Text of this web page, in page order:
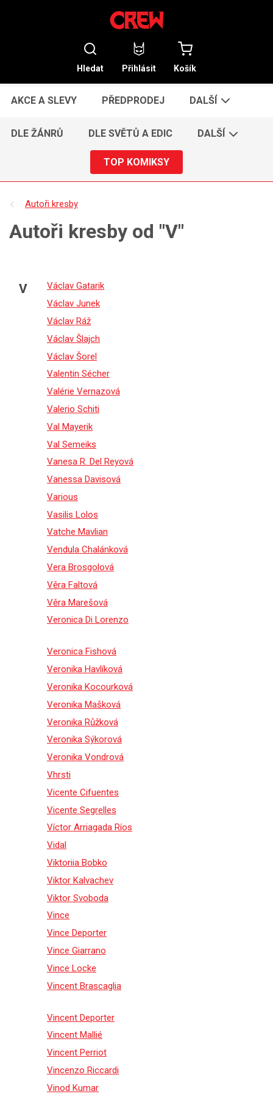
Hledat Přihlásit Košík
AKCE A SLEVY PŘEDPRODEJ DALŠÍ
DLE ŽÁNRŮ DLE SVĚTŮ A EDIC DALŠÍ
TOP KOMIKSY
Autoři kresby
Autoři kresby od "V"
V
Václav Gatarik
Václav Junek
Václav Ráž
Václav Šlajch
Václav Šorel
Valentin Sécher
Valérie Vernazová
Valerio Schiti
Val Mayerik
Val Semeiks
Vanesa R. Del Reyová
Vanessa Davisová
Various
Vasilis Lolos
Vatche Mavlian
Vendula Chalánková
Vera Brosgolová
Věra Faltová
Věra Marešová
Veronica Di Lorenzo
Veronica Fishová
Veronika Havlíková
Veronika Kocourková
Veronika Mašková
Veronika Růžková
Veronika Sýkorová
Veronika Vondrová
Vhrsti
Vicente Cifuentes
Vicente Segrelles
Víctor Arriagada Ríos
Vidal
Viktoriia Bobko
Viktor Kalvachev
Viktor Svoboda
Vince
Vince Deporter
Vince Giarrano
Vince Locke
Vincent Brascaglia
Vincent Deporter
Vincent Mallié
Vincent Perriot
Vincenzo Riccardi
Vinod Kumar